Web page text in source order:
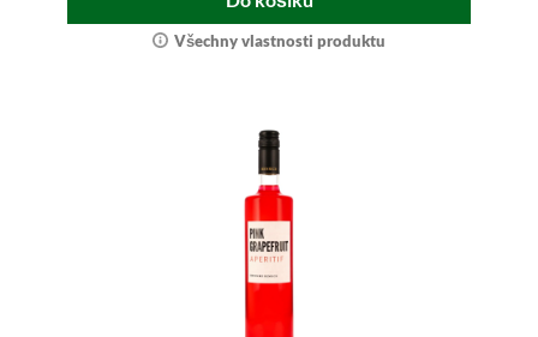
Všechny vlastnosti produktu